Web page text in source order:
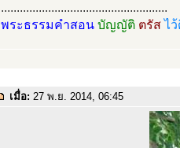
.....................................................
พระธรรมคำสอน บัญญัติ ตรัสไ
เมื่อ: 27 พ.ย. 2014, 06:45